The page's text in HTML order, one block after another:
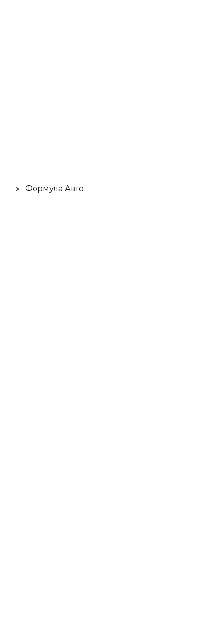
Формула Авто